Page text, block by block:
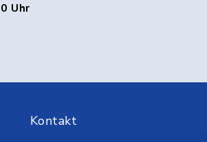
Uhr
Kontakt